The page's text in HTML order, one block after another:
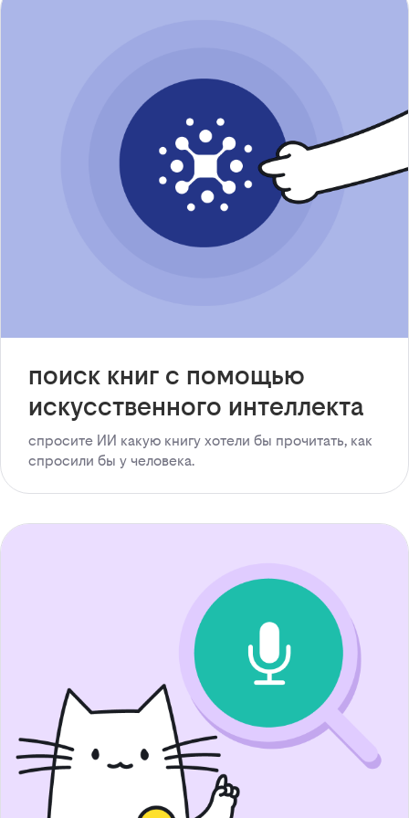
поиск книг с помощью
искусственного интеллекта
спросите ИИ какую книгу хотели бы прочитать, как
спросили бы у человека.